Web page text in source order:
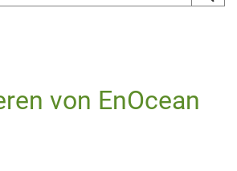
von EnOcean